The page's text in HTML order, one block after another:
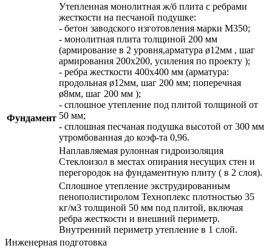
Фундамент
Утепленная монолитная ж/б плита с ребрами
жесткости на песчаной подушке:
- бетон заводского изготовления марки М350;
- монолитная плита толщиной 200 мм
(армирование в 2 уровня,арматура ø12мм , шаг
армирования 200х200, усиления по проекту );
- ребра жесткости 400х400 мм (арматура:
продольная ø12мм, шаг 200 мм; поперечная
ø8мм, шаг 200 мм );
- сплошное утепление под плитой толщиной от
50 мм;
- сплошная песчаная подушка высотой от 300 мм
утромбованная до коэф-та 0,96.
Наплавляемая рулонная гидроизоляция
Стеклоизол в местах опирания несущих стен и
перегородок на фундаментную плиту ( в 2 слоя).
Сплошное утепление экструдированным
пенополистиролом Техноплекс плотностью 35
кг/м3 толщиной 50 мм под плитой, включая
ребра жесткости и внешний периметр.
Внутренний периметр утепление в 1 слой.
Инженерная подготовка